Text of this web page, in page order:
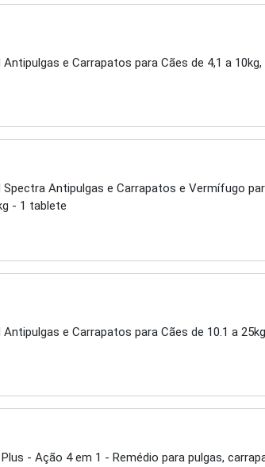
Antipulgas e Carrapatos para Cães de 4,1 a
Spectra Antipulgas e Carrapatos e Vermífugo
- 1 tablete
Antipulgas e Carrapatos para Cães de 10.1 a
Plus - Ação 4 em 1 - Remédio para pulgas,